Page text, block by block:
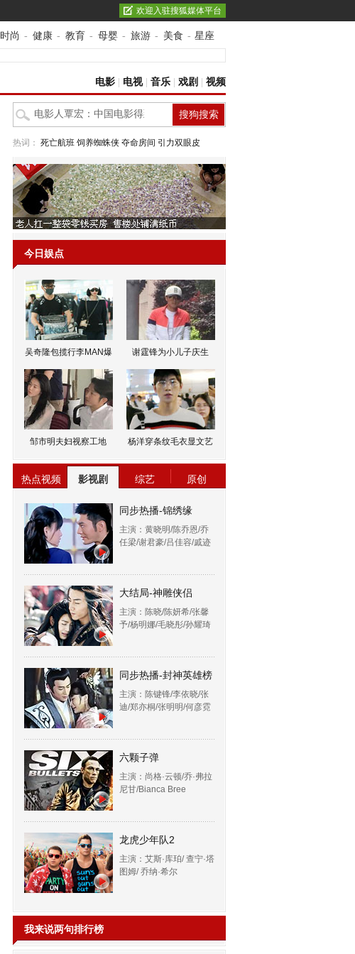
欢迎入驻搜狐媒体平台
时尚 - 健康 - 教育 - 母婴 - 旅游 - 美食 - 星座
电影 电视| 音乐 戏剧 视频
热词： 死亡航班 饲养蜘蛛侠 夺命房间 引力双眼皮
今日娱点
吴奇隆包揽行李MAN爆 谢霆锋为小儿子庆生
邹市明夫妇视察工地 杨洋穿条纹毛衣显文艺
热点视频 影视剧 综艺 原创
同步热播-锦绣缘
主演：黄晓明/陈乔恩/乔
任梁/谢君豪/吕佳容/戚迹
大结局-神雕侠侣
主演：陈晓/陈妍希/张馨
予/杨明娜/毛晓彤/孙耀琦
同步热播-封神英雄榜
主演：陈键锋/李依晓/张
迪/郑亦桐/张明明/何彦霓
六颗子弹
主演：尚格·云顿/乔·弗拉
尼甘/Bianca Bree
龙虎少年队2
主演：艾斯·库珀/ 查宁·塔
图姆/ 乔纳·希尔
我来说两句排行榜